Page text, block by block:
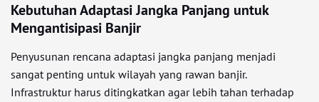
Kebutuhan Adaptasi Jangka Panjang untuk
Mengantisipasi Banjir
Penyusunan rencana adaptasi jangka panjang menjadi
sangat penting untuk wilayah yang rawan banjir.
Infrastruktur harus ditingkatkan agar lebih tahan terhadap